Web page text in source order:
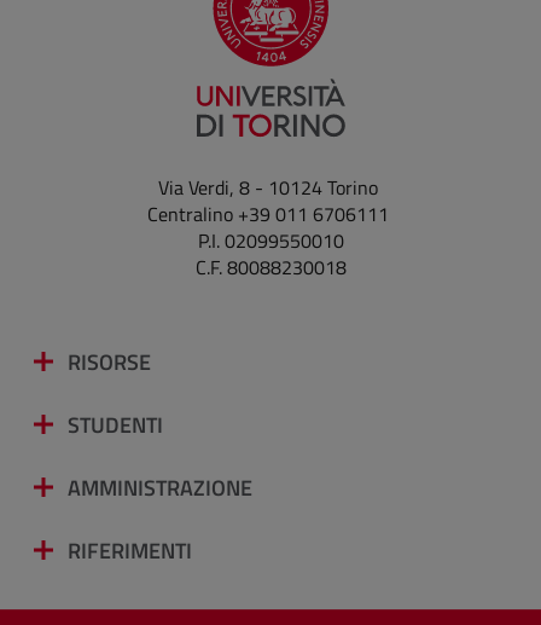
Via Verdi, 8 - 10124 Torino
Centralino +39 011 6706111
P.I. 02099550010
C.F. 80088230018
RISORSE
STUDENTI
AMMINISTRAZIONE
RIFERIMENTI